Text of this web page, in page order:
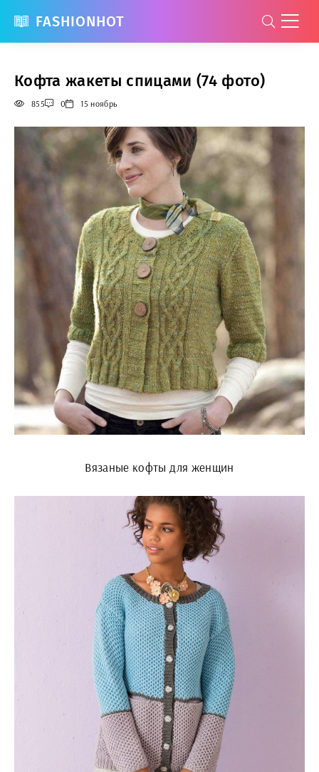
FASHIONHOT
Кофта жакеты спицами (74 фото)
855 0 15 ноябрь
Вязаные кофты для женщин